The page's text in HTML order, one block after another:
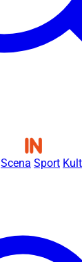
Scena Sport